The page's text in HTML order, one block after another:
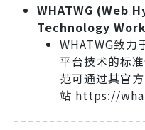
WHATWG (Web
Technology
WHATWG致力
平台技术的标
范可通过其官
站 https://